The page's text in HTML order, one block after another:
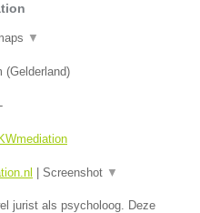
▼
(Gelderland)
-
Screenshot ▼
jurist als psycholoog. Deze